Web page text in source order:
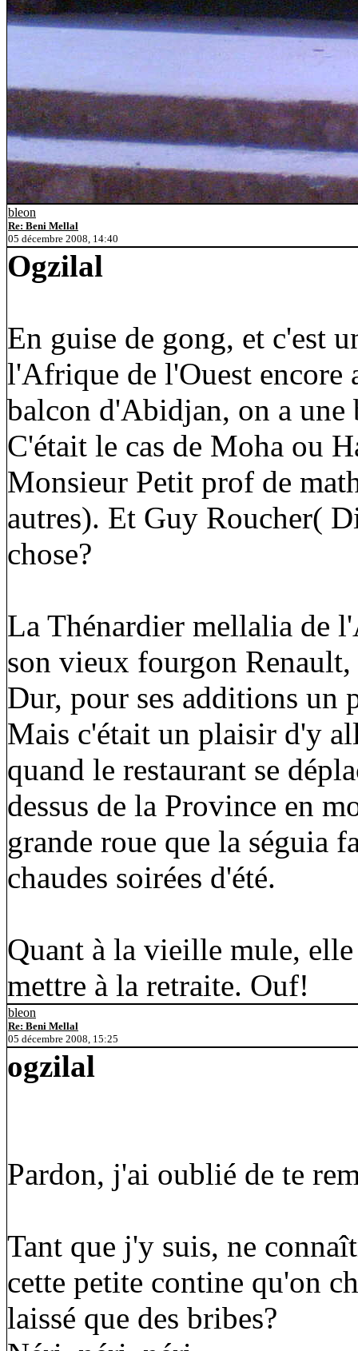
bleon
Re: Beni Mellal
05 décembre 2008, 14:40
Ogzilal
En guise de gong, et c'est
l'Afrique de l'Ouest encore
balcon d'Abidjan, on a
C'était le cas de Moha ou
Monsieur Petit prof de
autres). Et Guy Roucher(
chose?
La Thénardier mellalia de
son vieux fourgon
Dur, pour ses additions un
Mais c'était un plaisir d'y
quand le restaurant se
dessus de la Province en
grande roue que la séguia
chaudes soirées d'été.
Quant à la vieille mule,
mettre à la retraite. Ouf!
bleon
Re: Beni Mellal
05 décembre 2008, 15:25
ogzilal
Pardon, j'ai oublié de te
Tant que j'y suis, ne
cette petite contine qu'on
laissé que des bribes?